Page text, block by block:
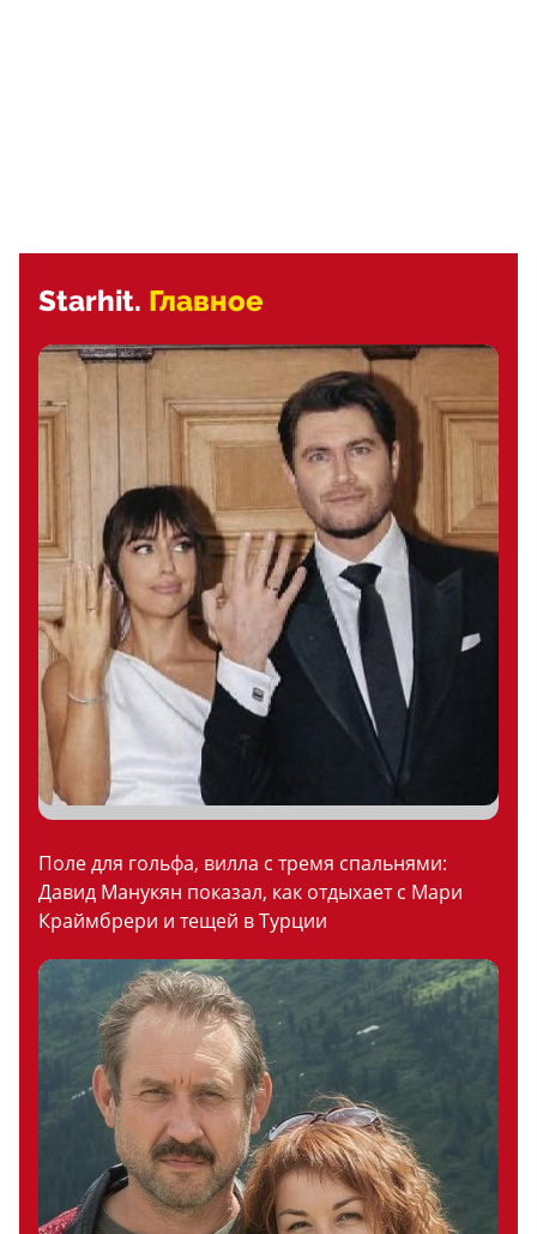
Starhit. Главное
Поле для гольфа, вилла с тремя спальнями:
Давид Манукян показал, как отдыхает с Мари
Краймбрери и тещей в Турции